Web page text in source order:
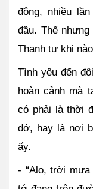
động, nhiều
đầu. Thế
Thanh tự khi
Tình yêu đến
hoàn cảnh mà
có phải là thời
dở, hay là nơi
ấy.
- “Alo, trời